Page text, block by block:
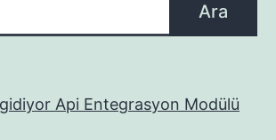
Ara
Api Entegrasyon Modülü